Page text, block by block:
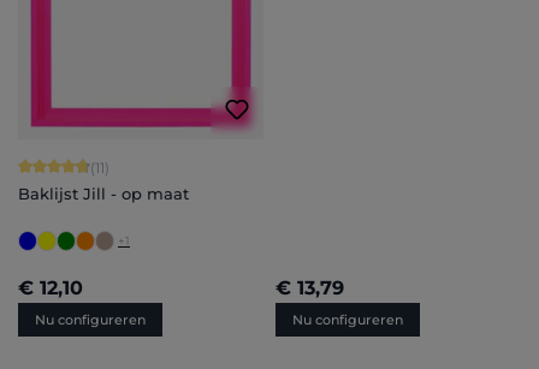
Gemiddelde waardering van 4.73 van 5 sterren
(11)
Baklijst Jill - op maat
+1
€ 12,10
Nu configureren
€ 13,79
Nu configureren